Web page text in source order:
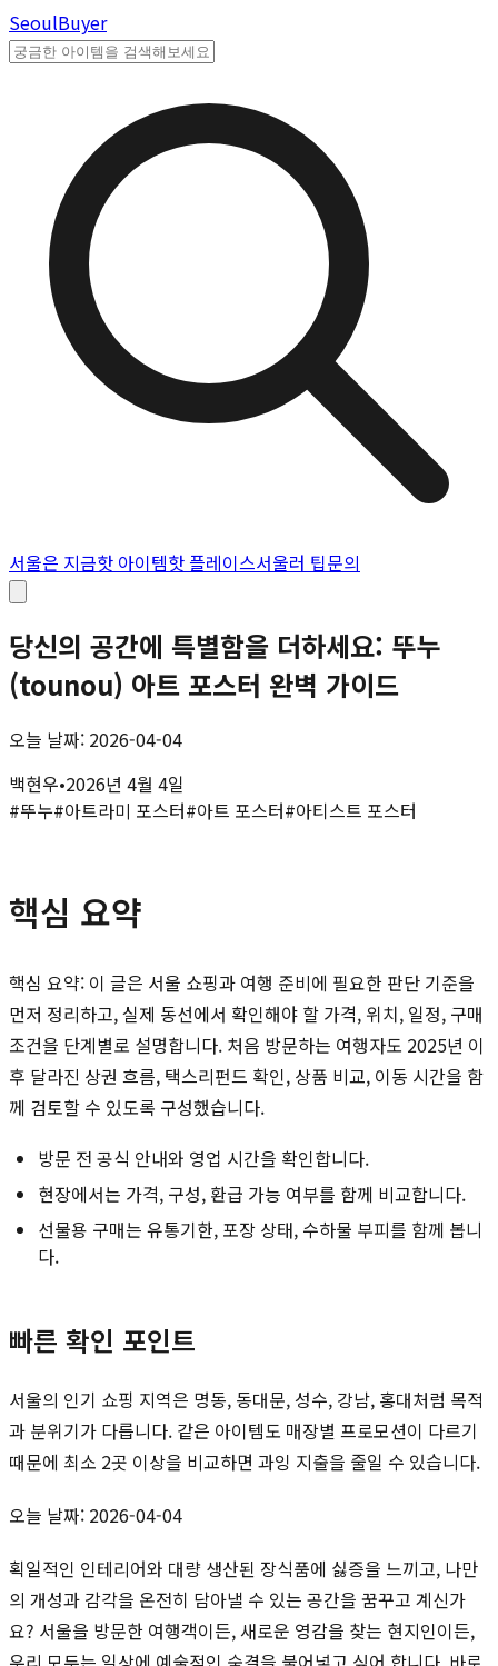
SeoulBuyer
서울은 지금핫 아이템핫 플레이스서울러 팁문의
당신의 공간에 특별함을 더하세요: 뚜누
(tounou) 아트 포스터 완벽 가이드
오늘 날짜: 2026-04-04
백현우•2026년 4월 4일
#뚜누#아트라미 포스터#아트 포스터#아티스트 포스터
핵심 요약
핵심 요약: 이 글은 서울 쇼핑과 여행 준비에 필요한 판단 기준을
먼저 정리하고, 실제 동선에서 확인해야 할 가격, 위치, 일정, 구매
조건을 단계별로 설명합니다. 처음 방문하는 여행자도 2025년 이
후 달라진 상권 흐름, 택스리펀드 확인, 상품 비교, 이동 시간을 함
께 검토할 수 있도록 구성했습니다.
방문 전 공식 안내와 영업 시간을 확인합니다.
현장에서는 가격, 구성, 환급 가능 여부를 함께 비교합니다.
선물용 구매는 유통기한, 포장 상태, 수하물 부피를 함께 봅니
다.
빠른 확인 포인트
서울의 인기 쇼핑 지역은 명동, 동대문, 성수, 강남, 홍대처럼 목적
과 분위기가 다릅니다. 같은 아이템도 매장별 프로모션이 다르기
때문에 최소 2곳 이상을 비교하면 과잉 지출을 줄일 수 있습니다.
오늘 날짜: 2026-04-04
획일적인 인테리어와 대량 생산된 장식품에 싫증을 느끼고, 나만
의 개성과 감각을 온전히 담아낼 수 있는 공간을 꿈꾸고 계신가
요? 서울을 방문한 여행객이든, 새로운 영감을 찾는 현지인이든,